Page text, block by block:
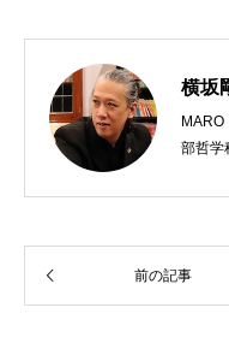
横坂
部哲学
う宗教
「上馬
を行う
前の記事